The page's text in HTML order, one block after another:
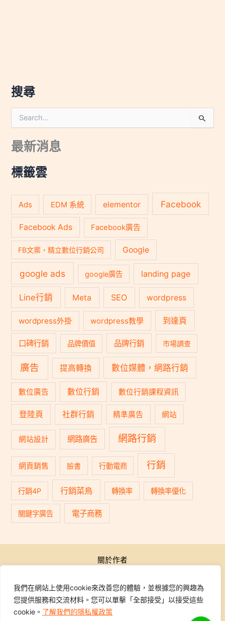
我們在網站上使用cookie來改善您的體驗，並根據您的興趣為
您提供服務和交流材料。您可以單擊「全部接受」以接受這些
cookie。 了解我們的隱私權政策
搜尋
尋
鍵
:
最新消息
標籤雲
Ads EDM 系統 elementor Facebook
Facebook Ads Facebook廣告
FB文案，精立數位行銷公司 Google
google ads google廣告 landing page
Line行銷 Meta SEO wordpress
wordpress外掛 wordpress教學 到達頁
口碑行銷 品牌價值 品牌行銷 市場調查
廣告 提高轉換 數位媒體，網路行銷
數位廣告 數位行銷 數位行銷課程資訊
登陸頁 社群行銷 精準廣告 網站
網站設計 網路廣告 網路行銷
網頁銷售 臉書 行動電商 行銷
行銷4P 行銷菜鳥 轉換率 轉換率優化
關鍵字廣告 電子商務
關於作者
行銷學院
課程報名
學員專區